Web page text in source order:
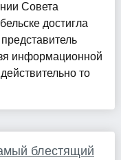
Совета
достигла
информационной
то
блестящий